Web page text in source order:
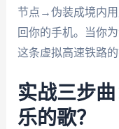
节点→伪装成境内
回你的手机。当你为
这条虚拟高速铁路的
实战三步
乐的歌？